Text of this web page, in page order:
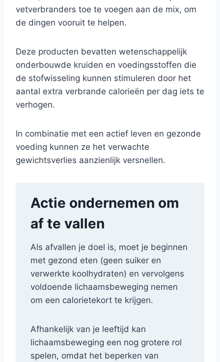
vetverbranders toe te voegen aan de mix, om
de dingen vooruit te helpen.
Deze producten bevatten wetenschappelijk
onderbouwde kruiden en voedingsstoffen die
de stofwisseling kunnen stimuleren door het
aantal extra verbrande calorieën per dag iets te
verhogen.
In combinatie met een actief leven en gezonde
voeding kunnen ze het verwachte
gewichtsverlies aanzienlijk versnellen.
Actie ondernemen om
af te vallen
Als afvallen je doel is, moet je beginnen
met gezond eten (geen suiker en
verwerkte koolhydraten) en vervolgens
voldoende lichaamsbeweging nemen
om een calorietekort te krijgen.
Afhankelijk van je leeftijd kan
lichaamsbeweging een nog grotere rol
spelen, omdat het beperken van